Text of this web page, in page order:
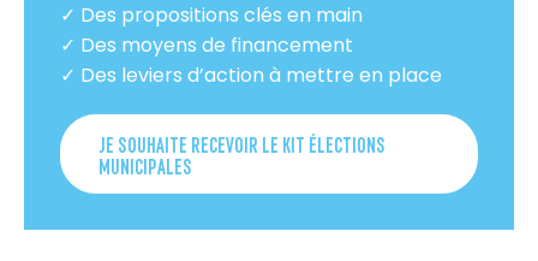
✓ Des propositions clés en main
✓ Des moyens de financement
✓ Des leviers d’action à mettre en place
JE SOUHAITE RECEVOIR LE KIT ÉLECTIONS
MUNICIPALES